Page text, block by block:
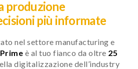
produzione
più informate
nel settore manufacturing e
è al tuo fianco da oltre 25
digitalizzazione dell’industry